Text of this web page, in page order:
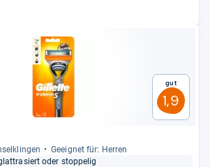
Gut
1,9
Geeig­net für: Her­ren
oder stop­pe­lig